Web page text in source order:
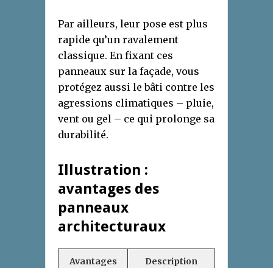
Par ailleurs, leur pose est plus
rapide qu’un ravalement
classique. En fixant ces
panneaux sur la façade, vous
protégez aussi le bâti contre les
agressions climatiques – pluie,
vent ou gel – ce qui prolonge sa
durabilité.
Illustration :
avantages des
panneaux
architecturaux
Avantages Description